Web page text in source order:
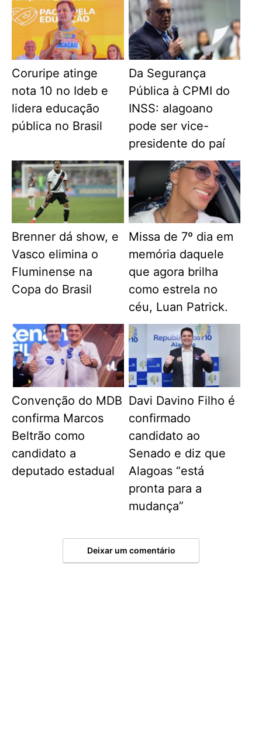
Coruripe atinge
nota 10 no Ideb e
lidera educação
pública no Brasil
Da Segurança
Pública à CPMI do
INSS: alagoano
pode ser vice-
presidente do paí
Brenner dá show, e
Vasco elimina o
Fluminense na
Copa do Brasil
Missa de 7º dia em
memória daquele
que agora brilha
como estrela no
céu, Luan Patrick.
Convenção do MDB
confirma Marcos
Beltrão como
candidato a
deputado estadual
Davi Davino Filho é
confirmado
candidato ao
Senado e diz que
Alagoas “está
pronta para a
mudança”
Deixar um comentário